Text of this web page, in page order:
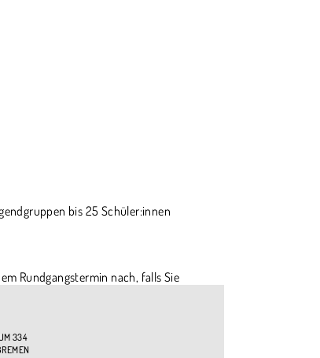
bis 25 Schüler:innen
Rundgangstermin nach, falls Sie
334